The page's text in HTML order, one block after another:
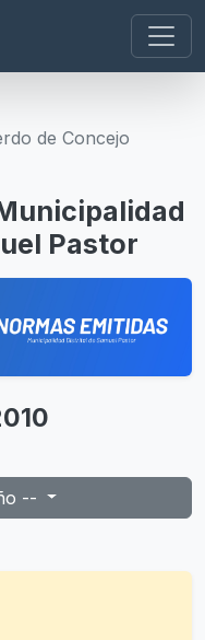
de Concejo
Pastor
--